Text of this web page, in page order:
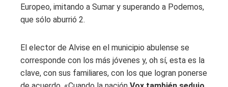
Europeo, imitando a Sumar y superando a Podemos,
que sólo aburrió 2.
El elector de Alvise en el municipio abulense se
corresponde con los más jóvenes y, oh sí, esta es la
clave, con sus familiares, con los que logran ponerse